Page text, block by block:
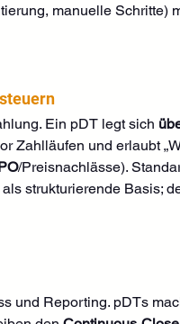
manuelle Schritte)
Ein pDT legt sich
Zahlläufen und erlaubt
/Preisnachlässe).
strukturierende Basis;
und Reporting. pDTs